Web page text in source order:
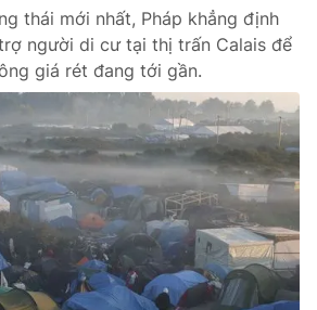
thái mới nhất, Pháp khẳng định
người di cư tại thị trấn Calais để
giá rét đang tới gần.